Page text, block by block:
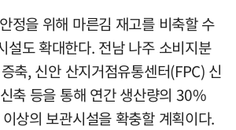
정을 위해 마른김 재고를 비축할 수
설도 확대한다. 전남 나주 소비지분
축, 신안 산지거점유통센터(FPC) 신
축 등을 통해 연간 생산량의 30%
상의 보관시설을 확충할 계획이다.